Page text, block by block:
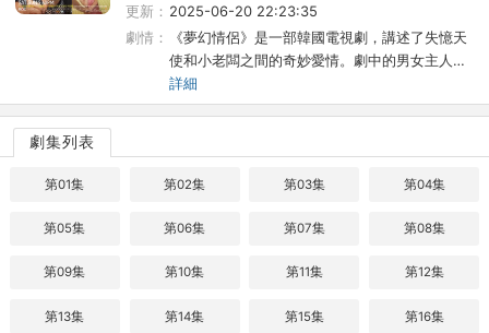
更新： 2025-06-20 22:23:35
劇情：
《夢幻情侶》是一部韓國電視劇，講述了失憶天
使和小老闆之間的奇妙愛情。劇中的男女主人…
詳細
劇集列表
第01集 第02集 第03集 第04集
第05集 第06集 第07集 第08集
第09集 第10集 第11集 第12集
第13集 第14集 第15集 第16集